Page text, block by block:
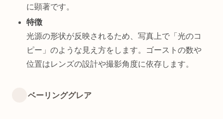
に顕著です。
特徴
光源の形状が反映されるため、写真上で「光のコ
ピー」のような見え方をします。ゴーストの数や
位置はレンズの設計や撮影角度に依存します。
ベーリンググレア